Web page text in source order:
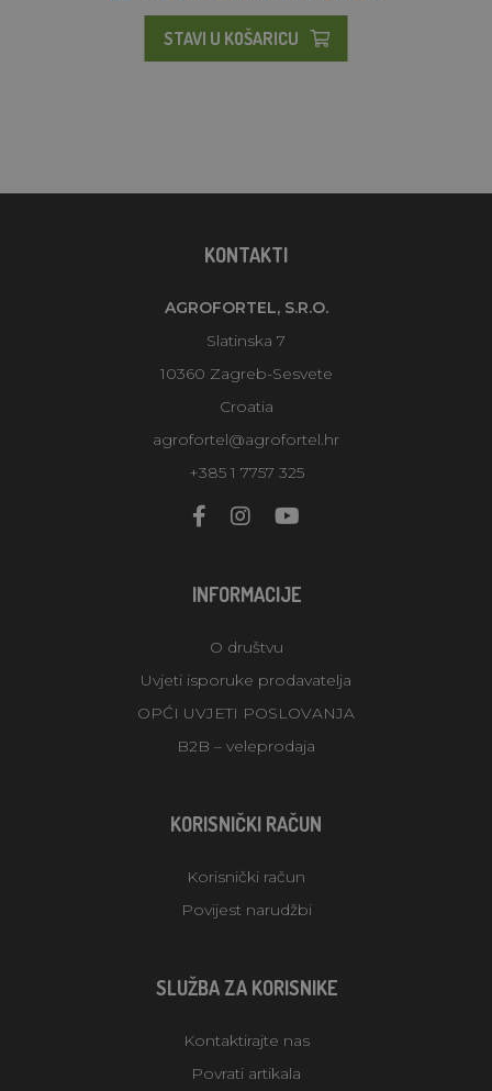
STAVI U KOŠARICU
KONTAKTI
AGROFORTEL, S.R.O.
Slatinska 7
10360 Zagreb-Sesvete
Croatia
agrofortel@agrofortel.hr
+385 1 7757 325
INFORMACIJE
O društvu
Uvjeti isporuke prodavatelja
OPĆI UVJETI POSLOVANJA
B2B – veleprodaja
KORISNIČKI RAČUN
Korisnički račun
Povijest narudžbi
SLUŽBA ZA KORISNIKE
Kontaktirajte nas
Povrati artikala